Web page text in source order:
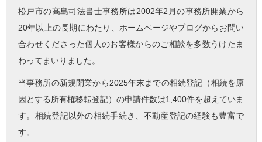
松戸市の高島司法書士事務所は2002年2月の事務所開業から
20年以上の長期にわたり、ホームページやブログからお問い
合わせくださった個人のお客様からのご相談を多数うけたま
わってまいりました。
当事務所の新規開業から2025年末までの相続登記（相続を原
因とする所有権移転登記）の申請件数は1,400件を超えていま
す。相続登記以外の相続手続き、不動産登記の経験も豊富で
す。